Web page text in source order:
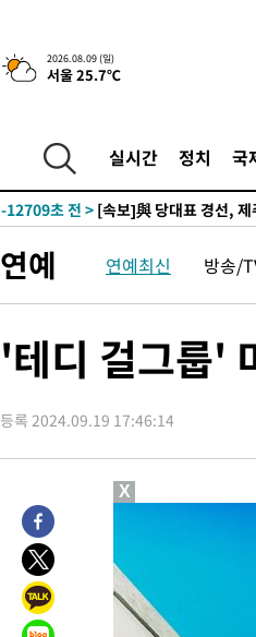
2026.08.09 (일)
서울 25.7℃
실시간 정치 국
-22958초 전 >이란 "호르무즈 재개방
-14005초 전 >[속보]與최고위원 제주·
청래 44.56%
-13240초 전 >
[속보]與 대표 경선 제
42.08%·宋 10.17%
-12774초 전 >
것"
-12709초 전 > [속보]與 당대표 경선, 제
-5753초 전 >
[속보]이강인 "감독님이
-5535초 전 >수도권 40도 육박 '펄펄'…
25분 전 >강릉에 시간당 81.4㎜ 물폭
2시간 전 >선재도서 해루질 나섰다 실종
2시간 전 >남자 농구, 나고야 아시안게
여수 오동도 해상서 모터보
4시간 전 >
극한폭염 한풀 꺾이지만…'
날씨]
4시간 전 >
5시간 전 >
[속보]'압수수색·성접대 논
8시간 전 >
'최고 37도' 폭염 지속…강원
연예 연예최신 방송/
'테디 걸그룹'
등록 2024.09.19 17:46:14
X